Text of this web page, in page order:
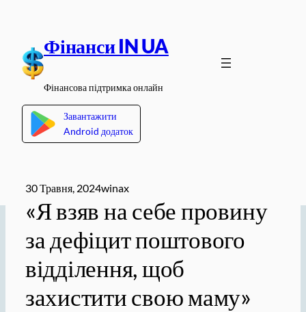
вмісту
Фінанси IN UA
Фінансова підтримка онлайн
Завантажити
Android додаток
30 Травня, 2024winax
«Я взяв на себе провину
за дефіцит поштового
відділення, щоб
захистити свою маму»